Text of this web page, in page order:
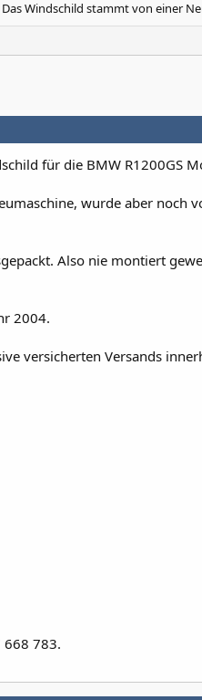
Windschild stammt von einer
für die BMW R1200GS
wurde aber noch
Also nie montiert
2004.
versicherten Versands
668 783.